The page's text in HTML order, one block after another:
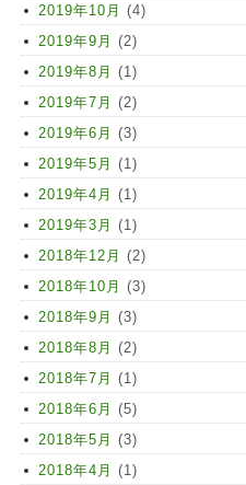
2019年10月 (4)
2019年9月 (2)
2019年8月 (1)
2019年7月 (2)
2019年6月 (3)
2019年5月 (1)
2019年4月 (1)
2019年3月 (1)
2018年12月 (2)
2018年10月 (3)
2018年9月 (3)
2018年8月 (2)
2018年7月 (1)
2018年6月 (5)
2018年5月 (3)
2018年4月 (1)